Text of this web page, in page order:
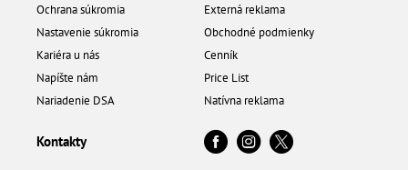
Ochrana súkromia
Nastavenie súkromia
Kariéra u nás
Napíšte nám
Nariadenie DSA
Externá reklama
Obchodné podmienky
Cenník
Price List
Natívna reklama
Kontakty